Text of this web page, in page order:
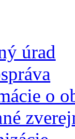
úrad
o